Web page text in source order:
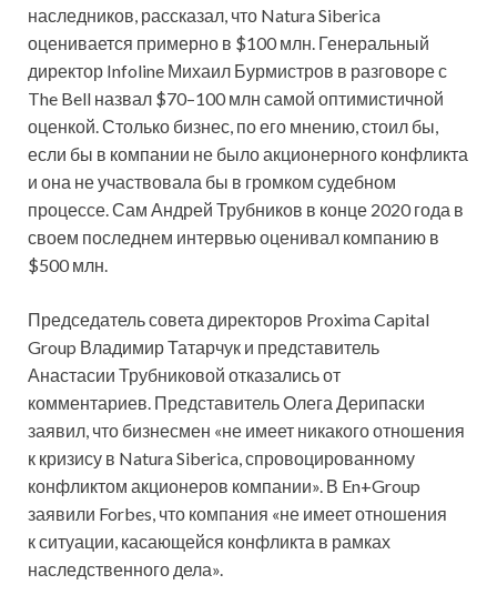
наследников, рассказал, что Natura Siberica
оценивается примерно в $100 млн. Генеральный
директор Infoline Михаил Бурмистров в разговоре с
The Bell назвал $70–100 млн самой оптимистичной
оценкой. Столько бизнес, по его мнению, стоил бы,
если бы в компании не было акционерного конфликта
и она не участвовала бы в громком судебном
процессе. Сам Андрей Трубников в конце 2020 года в
своем последнем интервью оценивал компанию в
$500 млн.
Председатель совета директоров Proxima Capital
Group Владимир Татарчук и представитель
Анастасии Трубниковой отказались от
комментариев. Представитель Олега Дерипаски
заявил, что бизнесмен «не имеет никакого отношения
к кризису в Natura Siberica, спровоцированному
конфликтом акционеров компании». В En+Group
заявили Forbes, что компания «не имеет отношения
к ситуации, касающейся конфликта в рамках
наследственного дела».